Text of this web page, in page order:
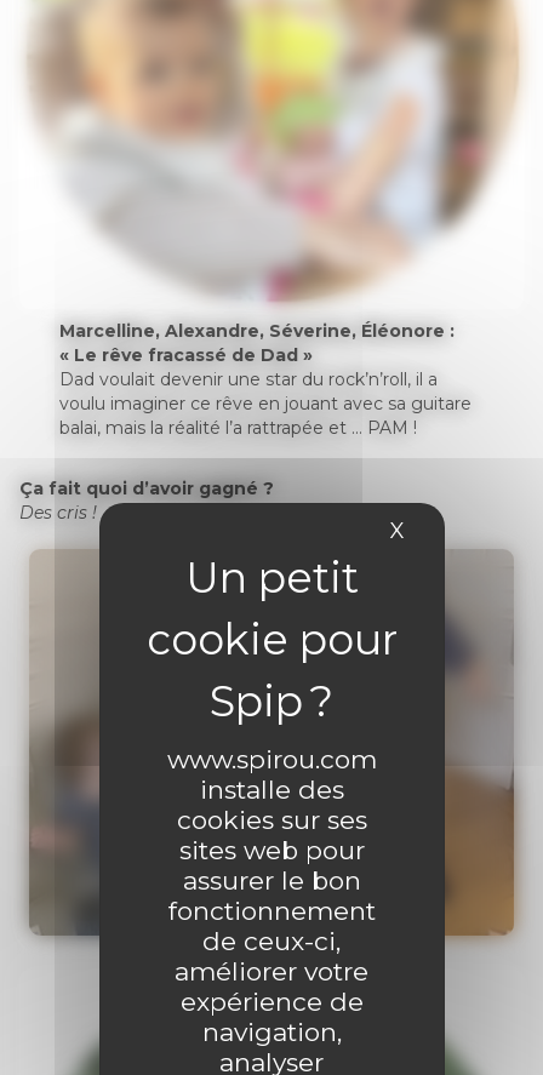
www.spirou.com
installe des
cookies sur ses
sites web pour
assurer le bon
fonctionnement
de ceux-ci,
améliorer votre
expérience de
navigation,
analyser
X Masquer le
Marcelline, Alexandre, Séverine, Éléonore :
« Le rêve fracassé de Dad »
Dad voulait devenir une star du rock’n’roll, il a
voulu imaginer ce rêve en jouant avec sa guitare
balai, mais la réalité l’a rattrapée et … PAM !
Ça fait quoi d’avoir gagné ?
Des cris !